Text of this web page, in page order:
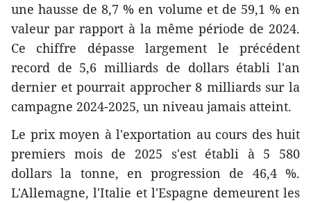
une hausse de 8,7 % en volume et de 59,1 % en
valeur par rapport à la même période de 2024.
Ce chiffre dépasse largement le précédent
record de 5,6 milliards de dollars établi l'an
dernier et pourrait approcher 8 milliards sur la
campagne 2024-2025, un niveau jamais atteint.
Le prix moyen à l'exportation au cours des huit
premiers mois de 2025 s'est établi à 5 580
dollars la tonne, en progression de 46,4 %.
L'Allemagne, l'Italie et l'Espagne demeurent les